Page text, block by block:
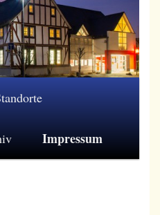
Eschenburg e.V.
Impressum